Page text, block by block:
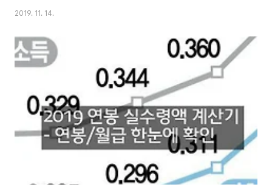
만원씩 주어지던 식대를 포함했습니다. 비과세액이 10만원이라곤 하는데, 실
인당 9만원이 비과세 항목에 포함되기 때문이죠. 제 연봉 기준으로 월 환산 세
후 약 340만원의 연봉 실수령액이 확인되네요. 실제로 전 회사에서 340만원
정도 받았던 것으로 기억납니다. 그럼, 만약에 제가 20대에 꿈꿨던 대로 아이
넷을 낳고 살았다면 같은 연봉에 실수령액은 얼마나 올랐을까요? 국민연금, 건
강보험(요양보험..
2019. 11. 14.